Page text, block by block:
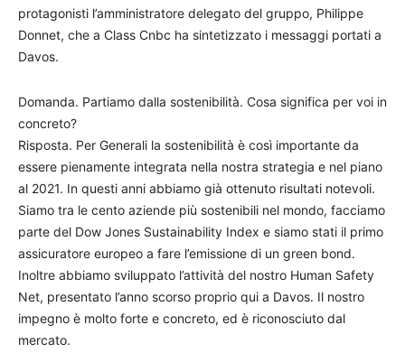
protagonisti l’amministratore delegato del gruppo, Philippe
Donnet, che a Class Cnbc ha sintetizzato i messaggi portati a
Davos.
Domanda. Partiamo dalla sostenibilità. Cosa significa per voi in
concreto?
Risposta. Per Generali la sostenibilità è così importante da
essere pienamente integrata nella nostra strategia e nel piano
al 2021. In questi anni abbiamo già ottenuto risultati notevoli.
Siamo tra le cento aziende più sostenibili nel mondo, facciamo
parte del Dow Jones Sustainability Index e siamo stati il primo
assicuratore europeo a fare l’emissione di un green bond.
Inoltre abbiamo sviluppato l’attività del nostro Human Safety
Net, presentato l’anno scorso proprio qui a Davos. Il nostro
impegno è molto forte e concreto, ed è riconosciuto dal
mercato.